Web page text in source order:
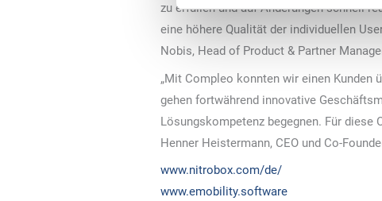
zu erfüllen und auf Änderungen schnell
eine höhere Qualität der individuellen
Nobis, Head of Product & Partner
„Mit Compleo konnten wir einen Kunden
gehen fortwährend innovative
Lösungskompetenz begegnen. Für
Henner Heistermann, CEO und Co-
www.nitrobox.com/de/
www.emobility.software